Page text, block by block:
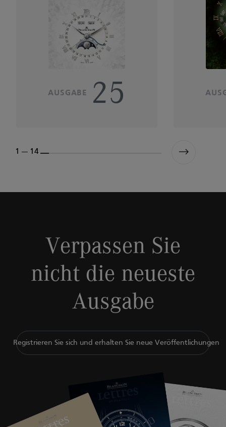
AUSGABE 25
1 --- 14
Verpassen Sie
nicht die neueste
Ausgabe
Registrieren Sie sich und erhalten Sie neue Veröffentlichungen